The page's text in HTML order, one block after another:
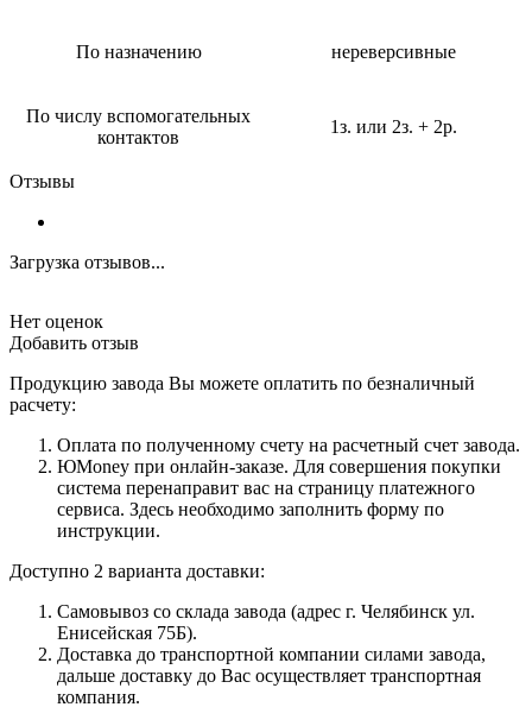
По назначению нереверсивные
По числу вспомогательных
контактов
1з. или 2з. + 2р.
Отзывы
Загрузка отзывов...
Нет оценок
Добавить отзыв
Продукцию завода Вы можете оплатить по безналичный
расчету:
Оплата по полученному счету на расчетный счет завода.
ЮMoney при онлайн-заказе. Для совершения покупки
система перенаправит вас на страницу платежного
сервиса. Здесь необходимо заполнить форму по
инструкции.
Доступно 2 варианта доставки:
Самовывоз со склада завода (адрес г. Челябинск ул.
Енисейская 75Б).
Доставка до транспортной компании силами завода,
дальше доставку до Вас осуществляет транспортная
компания.